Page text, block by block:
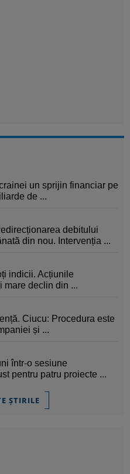
un sprijin financiar pe
de ...
debitului
din nou. Intervenția ...
indicii. Acțiunile
mare declin din ...
Ciucu: Procedura este
și ...
într-o sesiune
pentru patru proiecte ...
ȘTIRILE